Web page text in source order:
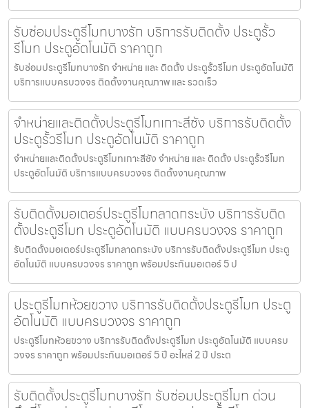
รับซ่อมประตูรีโมทบางรัก บริการรับติดตั้ง ประตูรั้ว
รีโมท ประตูอัตโนมัติ ราคาถูก
รับซ่อมประตูรีโมทบางรัก จำหน่าย และ ติดตั้ง ประตูรั้วรีโมท ประตูอัตโนมัติ
บริการแบบครบวงจร ติดตั้งงานคุณภาพ และ รวดเร็ว
จำหน่ายและติดตั้งประตูรีโมทเกาะสีชัง บริการรับติดตั้ง
ประตูรั้วรีโมท ประตูอัตโนมัติ ราคาถูก
จำหน่ายและติดตั้งประตูรีโมทเกาะสีชัง จำหน่าย และ ติดตั้ง ประตูรั้วรีโมท
ประตูอัตโนมัติ บริการแบบครบวงจร ติดตั้งงานคุณภาพ
รับติดตั้งมอเตอร์ประตูรีโมทลาดกระบัง บริการรับติด
ตั้งประตูรีโมท ประตูอัตโนมัติ แบบครบวงจร ราคาถูก
รับติดตั้งมอเตอร์ประตูรีโมทลาดกระบัง บริการรับติดตั้งประตูรีโมท ประตู
อัตโนมัติ แบบครบวงจร ราคาถูก พร้อมประกันมอเตอร์ 5 ป
ประตูรีโมทห้วยขวาง บริการรับติดตั้งประตูรีโมท ประตู
อัตโนมัติ แบบครบวงจร ราคาถูก
ประตูรีโมทห้วยขวาง บริการรับติดตั้งประตูรีโมท ประตูอัตโนมัติ แบบครบ
วงจร ราคาถูก พร้อมประกันมอเตอร์ 5 ปี อะไหล่ 2 ปี ประต
รับติดตั้งประตูรีโมทบางรัก รับซ่อมประตูรีโมท ด่วน